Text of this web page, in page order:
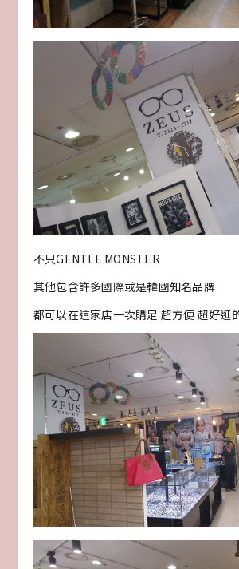
不只GENTLE MONSTER
其他包含許多國際或是韓國知名品牌
都可以在這家店一次購足 超方便 超好逛